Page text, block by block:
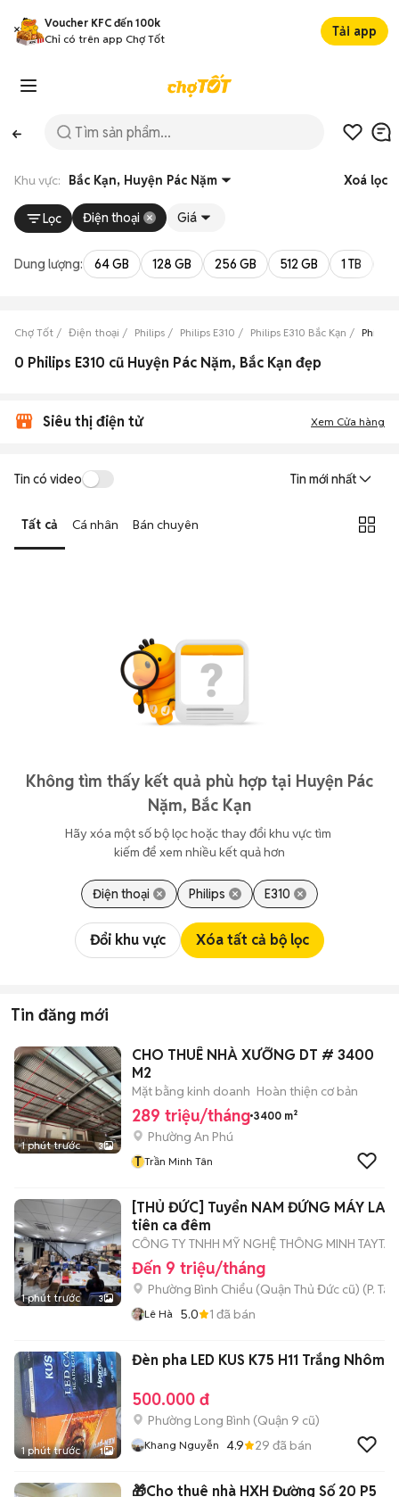
Voucher KFC đến 100k
Chỉ có trên app Chợ Tốt
Tải app
Khu vực: Bắc Kạn, Huyện Pác Nặm Xoá lọc
Lọc Điện thoại Giá
Dung lượng: 64 GB 128 GB 256 GB 512 GB 1 TB
Chợ Tốt Điện thoại Philips Philips E310 Philips E310 Bắc Kạn Philips
0 Philips E310 cũ Huyện Pác Nặm, Bắc Kạn đẹp
Siêu thị điện tử Xem Cửa hàng
Tin có video Tin mới nhất
Tất cả Cá nhân Bán chuyên
Không tìm thấy kết quả phù hợp tại Huyện Pác
Nặm, Bắc Kạn
Hãy xóa một số bộ lọc hoặc thay đổi khu vực tìm
kiếm để xem nhiều kết quả hơn
Điện thoại Philips E310
Đổi khu vực Xóa tất cả bộ lọc
Tin đăng mới
1 phút trước 3
CHO THUÊ NHÀ XƯỠNG DT # 3400
M2
Mặt bằng kinh doanh Hoàn thiện cơ bản
289 triệu/tháng 3400 m²
Phường An Phú
T Trần Minh Tân
1 phút trước 3
[THỦ ĐỨC] Tuyển NAM ĐỨNG MÁY
tiên ca đêm
CÔNG TY TNHH MỸ NGHỆ THÔNG MINH TAYTA
Đến 9 triệu/tháng
Phường Bình Chiểu (Quận Thủ Đức cũ) (P.
Lê Hà 5.0 1 đã bán
1 phút trước 1
Đèn pha LED KUS K75 H11 Trắng Nhôm
500.000 đ
Phường Long Bình (Quận 9 cũ)
Khang Nguyễn 4.9 29 đã bán
🎁Cho thuê nhà HXH Đường Số 20 P5